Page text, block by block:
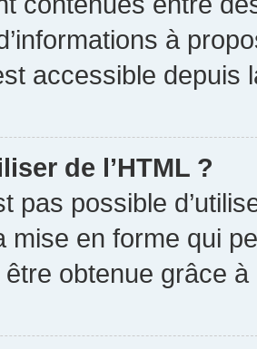
à
accessible depuis
de l’HTML ?
pas possible
mise en forme qui
obtenue grâce à